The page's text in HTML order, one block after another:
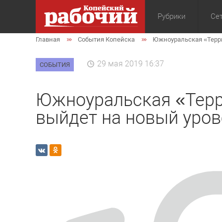
Рубрики
Общество
Главная События Копейска Южноуральская
СОБЫТИЯ 29 мая 2019 16:37
Южноуральская
выйдет на новый